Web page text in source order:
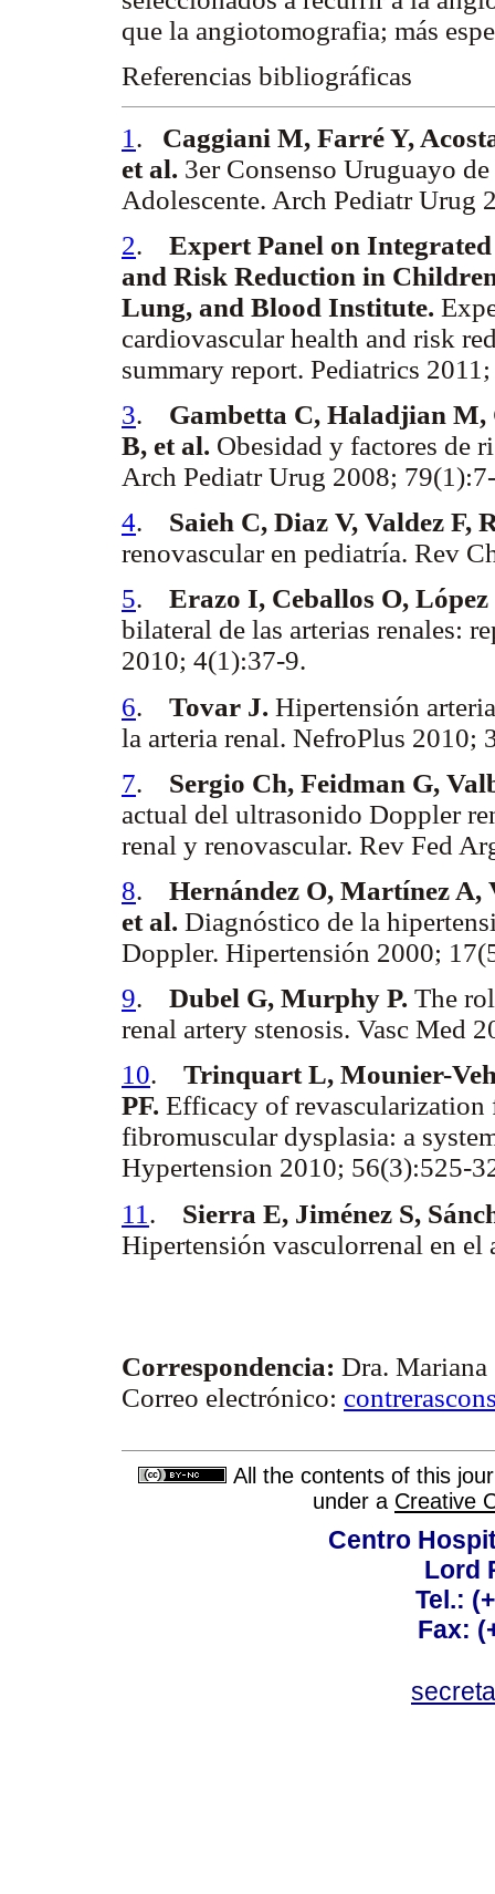
que la angiotomografia; más
Referencias bibliográficas
1 . Caggiani M, Farré Y,
et al. 3er Consenso Uruguayo
Adolescente. Arch Pediatr
2. Expert Panel on
and Risk Reduction in
Lung, and Blood Institute.
cardiovascular health and risk
summary report. Pediatrics
3. Gambetta C, Haladjian M,
B, et al. Obesidad y factores de
Arch Pediatr Urug 2008;
4. Saieh C, Diaz V, Valdez F,
renovascular en pediatría. Rev
5. Erazo I, Ceballos O,
bilateral de las arterias renales:
2010; 4(1):37-9.
6. Tovar J. Hipertensión
la arteria renal. NefroPlus
7. Sergio Ch, Feidman G,
actual del ultrasonido Doppler
renal y renovascular. Rev Fed
8. Hernández O, Martínez
et al. Diagnóstico de la
Doppler. Hipertensión 2000;
9. Dubel G, Murphy P. The
renal artery stenosis. Vasc Med
10. Trinquart L, Mounier-
PF. Efficacy of revascularization
fibromuscular dysplasia: a
Hypertension 2010; 56(3):525-
11 . Sierra E, Jiménez S,
Hipertensión vasculorrenal en
Correspondencia: Dra. Mariana
Correo electrónico:
All the contents of this
under a Creative
Centro
Lord
Tel.:
Fax: